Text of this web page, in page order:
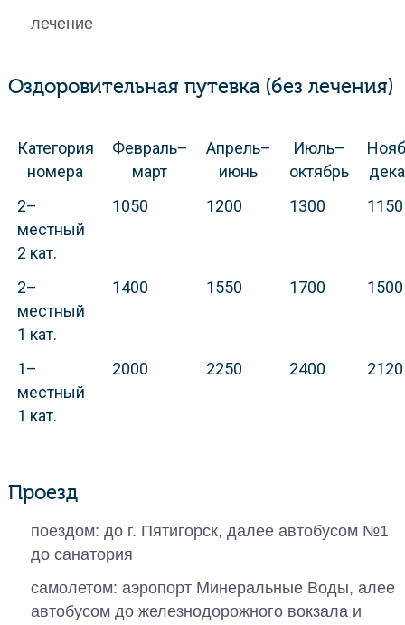
лечение
Оздоровительная путевка (без лечения)
Категория
номера
Февраль–
март
Апрель–
июнь
Июль–
октябрь
2–
местный
2 кат.
1050 1200 1300 1150
2–
местный
1 кат.
1400 1550 1700 1500
1–
местный
1 кат.
2000 2250 2400 2120
Проезд
поездом: до г. Пятигорск, далее автобусом №1
до санатория
самолетом: аэропорт Минеральные Воды, алее
автобусом до железнодорожного вокзала и